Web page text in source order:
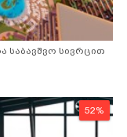
საბავშვო სივრცით
52%